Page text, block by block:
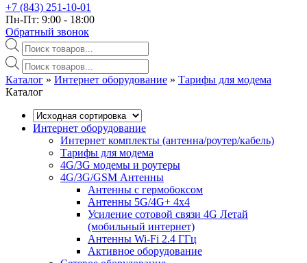
+7 (843) 251-10-01
Пн-Пт: 9:00 - 18:00
Обратный звонок
Поиск
товаров
Поиск
товаров
Каталог »‎ Интернет оборудование »‎ Тарифы для модема
Каталог
Интернет оборудование
Интернет комплекты (антенна/роутер/кабель)
Тарифы для модема
4G/3G модемы и роутеры
4G/3G/GSM Антенны
Антенны с гермобоксом
Антенны 5G/4G+ 4x4
Усиление сотовой связи 4G Летай
(мобильный интернет)
Антенны Wi-Fi 2.4 ГГц
Активное оборудование